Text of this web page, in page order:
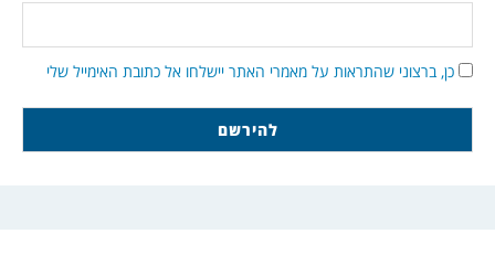
כן, ברצוני שהתראות על מאמרי האתר יישלחו אל כתובת האימייל שלי